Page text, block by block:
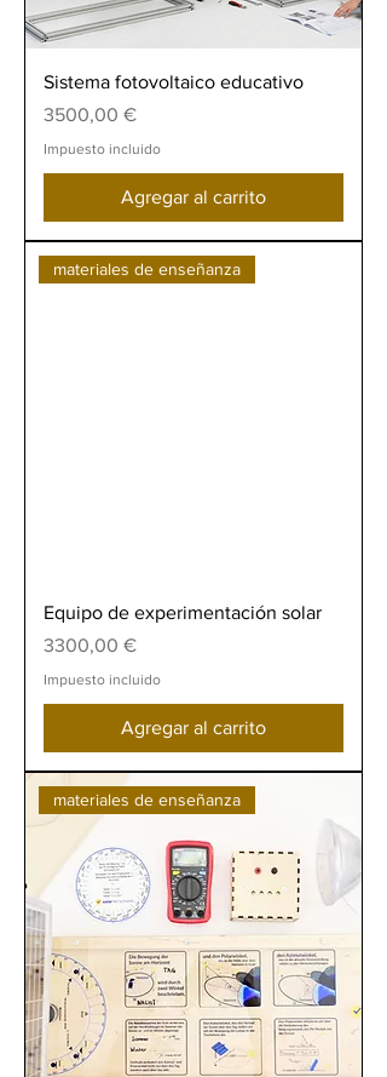
Sistema fotovoltaico educativo
Precio
3500,00 €
Impuesto incluido
Agregar al carrito
materiales de enseñanza
Equipo de experimentación solar
Precio
3300,00 €
Impuesto incluido
Agregar al carrito
materiales de enseñanza